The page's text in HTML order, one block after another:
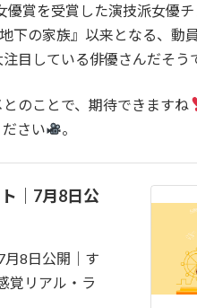
賞を受賞した演技派女優
下の家族』以来となる、動
目している俳優さんだそう
のことで、期待できますね
さい
。
｜7月8日公
月8日公開｜す
覚リアル・ラ